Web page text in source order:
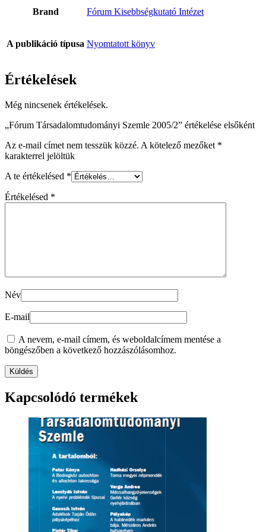
Brand Fórum Kisebbségkutató Intézet
A publikáció típusa Nyomtatott könyv
Értékelések
Még nincsenek értékelések.
„Fórum Társadalomtudományi Szemle 2005/2” értékelése elsőként
Az e-mail címet nem tesszük közzé. A kötelező mezőket *
karakterrel jelöltük
A te értékelésed *
Értékelésed *
Név
E-mail
A nevem, e-mail címem, és weboldalcímem mentése a
böngészőben a következő hozzászólásomhoz.
Kapcsolódó termékek